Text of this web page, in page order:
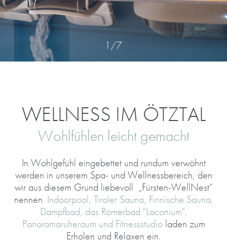
1 /7
WELLNESS IM ÖTZTAL
Wohlfühlen leicht gemacht
In Wohlgefühl eingebettet und rundum verwöhnt
werden in unserem Spa- und Wellnessbereich, den
wir aus diesem Grund liebevoll „Fürsten-WellNest“
nennen. Indoorpool, Tiroler Sauna, Finnische Sauna,
Dampfbad, das Römerbad "Laconium",
Panoramaruheraum und Fitnessstudio laden zum
Erholen und Relaxen ein.